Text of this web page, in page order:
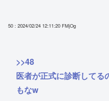
50 : 2024/02/24 12:11:20 FMjOg
>>48
医者が正式に診断してる
もなw